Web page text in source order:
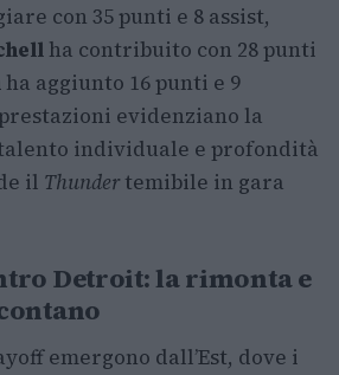
con 35 punti e 8 assist,
ha contribuito con 28 punti
ha aggiunto 16 punti e 9
evidenziano la
individuale e profondità
il Thunder temibile in gara
Detroit: la rimonta e
emergono dall’Est, dove i